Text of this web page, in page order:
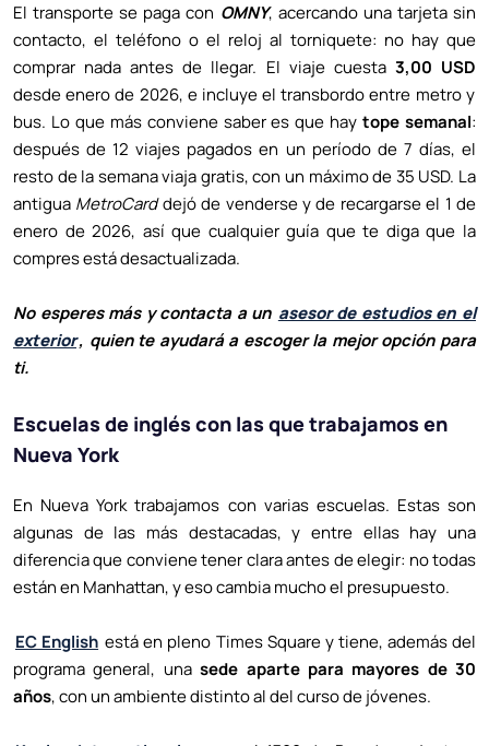
El transporte se paga con OMNY, acercando una tarjeta sin
contacto, el teléfono o el reloj al torniquete: no hay que
comprar nada antes de llegar. El viaje cuesta 3,00 USD
desde enero de 2026, e incluye el transbordo entre metro y
bus. Lo que más conviene saber es que haytope semanal:
después de 12 viajes pagados en un período de 7 días, el
resto de la semana viaja gratis, con un máximo de 35 USD. La
antigua MetroCarddejó de venderse y de recargarse el 1 de
enero de 2026, así que cualquier guía que te diga que la
compres está desactualizada.
No esperes más y contacta a un asesor de estudios en el
exterior, quien te ayudará a escoger la mejor opción para
ti.
Escuelas de inglés con las que trabajamos en
Nueva York
En Nueva York trabajamos con varias escuelas. Estas son
algunas de las más destacadas, y entre ellas hay una
diferencia que conviene tener clara antes de elegir: no todas
están en Manhattan, y eso cambia mucho el presupuesto.
EC English está en pleno Times Square y tiene, además del
programa general, unasede aparte para mayores de 30
años, con un ambiente distinto al del curso de jóvenes.